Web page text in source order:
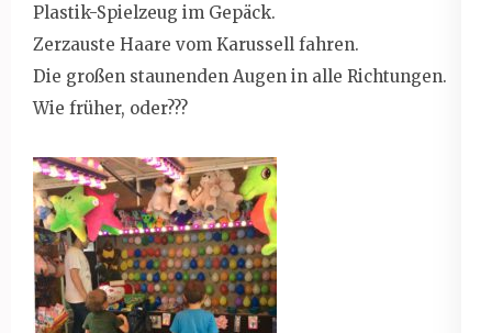
Plastik-Spielzeug im Gepäck.
Zerzauste Haare vom Karussell fahren.
Die großen staunenden Augen in alle Richtungen.
Wie früher, oder???